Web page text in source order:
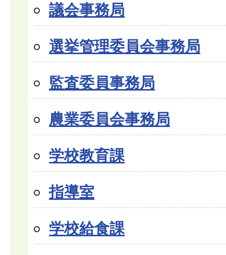
議会事務局
選挙管理委員会事務局
監査委員事務局
農業委員会事務局
学校教育課
指導室
学校給食課